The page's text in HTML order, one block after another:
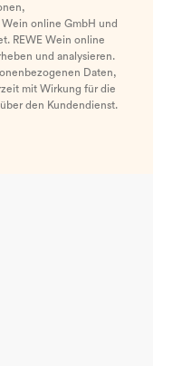
online GmbH und
REWE Wein online
und analysieren.
Daten,
mit Wirkung für die
den Kundendienst.